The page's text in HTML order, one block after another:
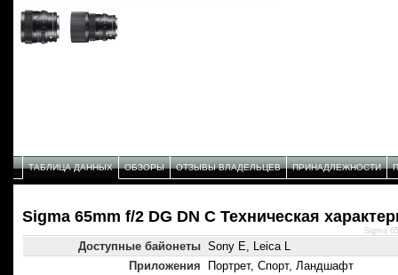
ТАБЛИЦА ДАННЫХ ОБЗОРЫ ОТЗЫВЫ ВЛАДЕЛЬЦЕВ ПРИНАДЛЕЖНОСТИ
Sigma 65mm f/2 DG DN C Техническая
Доступные байонеты Sony E, Leica L
Приложения
Портрет, Спорт, Ландшафт
Sigma